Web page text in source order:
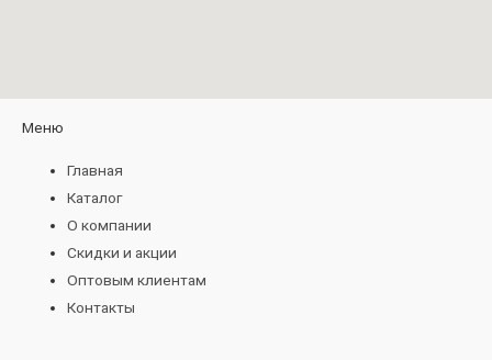
Меню
Главная
Каталог
О компании
Скидки и акции
Оптовым клиентам
Контакты